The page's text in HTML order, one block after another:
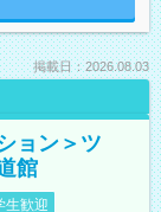
掲載日：2026.08.03
ョン＞ツ
館
生歓迎